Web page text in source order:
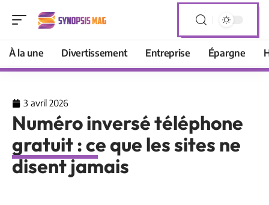
À la une Divertissement Entreprise Épargne
3 avril 2026
Numéro inversé téléphone
gratuit : ce que les sites ne
disent jamais